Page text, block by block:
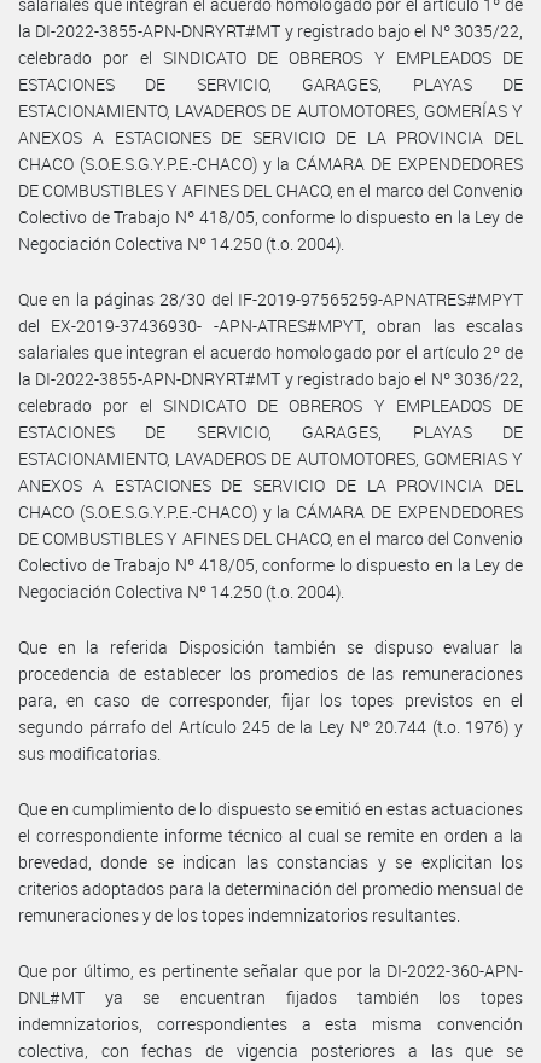
la DI-2022-3855-APN-DNRYRT#MT y registrado bajo el Nº 3035/22,
celebrado por el SINDICATO DE OBREROS Y EMPLEADOS DE
ESTACIONES DE SERVICIO, GARAGES, PLAYAS DE
ESTACIONAMIENTO, LAVADEROS DE AUTOMOTORES, GOMERÍAS Y
ANEXOS A ESTACIONES DE SERVICIO DE LA PROVINCIA DEL
CHACO (S.O.E.S.G.Y.P.E.-CHACO) y la CÁMARA DE EXPENDEDORES
DE COMBUSTIBLES Y AFINES DEL CHACO, en el marco del Convenio
Colectivo de Trabajo Nº 418/05, conforme lo dispuesto en la Ley de
Negociación Colectiva Nº 14.250 (t.o. 2004).
Que en la páginas 28/30 del IF-2019-97565259-APNATRES#MPYT
del EX-2019-37436930- -APN-ATRES#MPYT, obran las escalas
salariales que integran el acuerdo homologado por el artículo 2º de
la DI-2022-3855-APN-DNRYRT#MT y registrado bajo el Nº 3036/22,
celebrado por el SINDICATO DE OBREROS Y EMPLEADOS DE
ESTACIONES DE SERVICIO, GARAGES, PLAYAS DE
ESTACIONAMIENTO, LAVADEROS DE AUTOMOTORES, GOMERIAS Y
ANEXOS A ESTACIONES DE SERVICIO DE LA PROVINCIA DEL
CHACO (S.O.E.S.G.Y.P.E.-CHACO) y la CÁMARA DE EXPENDEDORES
DE COMBUSTIBLES Y AFINES DEL CHACO, en el marco del Convenio
Colectivo de Trabajo Nº 418/05, conforme lo dispuesto en la Ley de
Negociación Colectiva Nº 14.250 (t.o. 2004).
Que en la referida Disposición también se dispuso evaluar la
procedencia de establecer los promedios de las remuneraciones
para, en caso de corresponder, fijar los topes previstos en el
segundo párrafo del Artículo 245 de la Ley Nº 20.744 (t.o. 1976) y
sus modificatorias.
Que en cumplimiento de lo dispuesto se emitió en estas actuaciones
el correspondiente informe técnico al cual se remite en orden a la
brevedad, donde se indican las constancias y se explicitan los
criterios adoptados para la determinación del promedio mensual de
remuneraciones y de los topes indemnizatorios resultantes.
Que por último, es pertinente señalar que por la DI-2022-360-APN-
DNL#MT ya se encuentran fijados también los topes
indemnizatorios, correspondientes a esta misma convención
colectiva, con fechas de vigencia posteriores a las que se